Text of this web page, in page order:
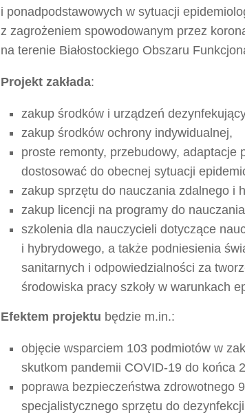
i ponadpodstawowych w sytuacji
z zagrożeniem spowodowanym przez
na terenie Białostockiego Obszaru
Projekt zakłada:
zakup środków i urządzeń
zakup środków ochrony indywidualnej,
proste remonty, przebudowy, adaptacje
dostosować do obecnej sytuacji
zakup sprzętu do nauczania zdalnego i
zakup licencji na programy do
szkolenia dla nauczycieli dotyczące
i hybrydowego, a także podniesienia
sanitarnych i odpowiedzialności za
środowiska pracy szkoły w warunkach
Efektem projektu będzie m.in.:
objęcie wsparciem 103 podmiotów w
skutkom pandemii COVID-19 do końca
poprawa bezpieczeństwa zdrowotnego
specjalistycznego sprzętu do